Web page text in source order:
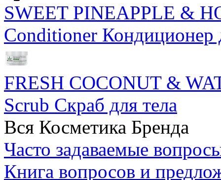
SWEET PINEAPPLE &
Conditioner Кондиционер
FRESH COCONUT &
Scrub Скраб для тела
Вся Косметика Бренда
Часто задаваемые
Книга вопросов и